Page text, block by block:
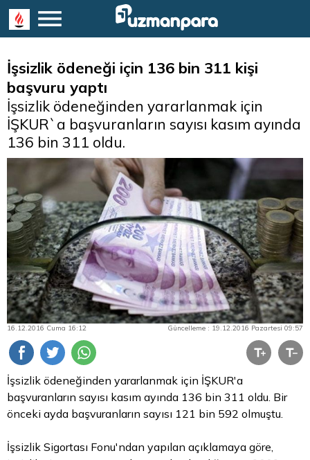
İşsizlik ödeneği için 136 bin 311 kişi
başvuru yaptı
İşsizlik ödeneğinden yararlanmak için
İŞKUR`a başvuranların sayısı kasım ayında
136 bin 311 oldu.
16.12.2016 Cuma 16:12 Güncelleme : 19.12.2016 Pazartesi 09:57
İşsizlik ödeneğinden yararlanmak için İŞKUR'a
başvuranların sayısı kasım ayında 136 bin 311 oldu. Bir
önceki ayda başvuranların sayısı 121 bin 592 olmuştu.
İşsizlik Sigortası Fonu'ndan yapılan açıklamaya göre,